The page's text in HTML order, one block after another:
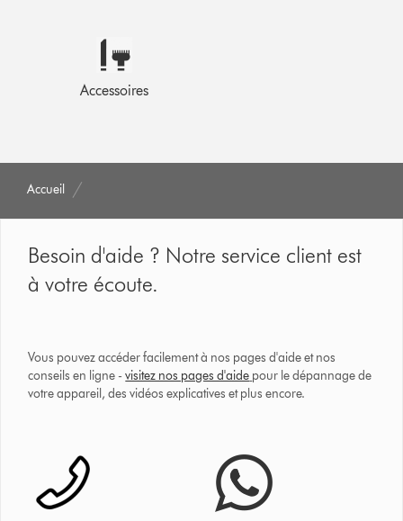
Accessoires
Accueil
Besoin d'aide ? Notre service client est
à votre écoute.
Vous pouvez accéder facilement à nos pages d'aide et nos
conseils en ligne -visitez nos pages d'aide pour le dépannage de
votre appareil, des vidéos explicatives et plus encore.